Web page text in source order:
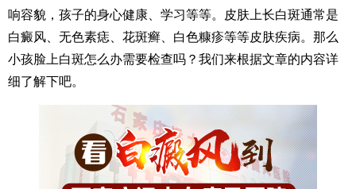
响容貌，孩子的身心健康、学习等等。皮肤上长白斑通常是
白癜风、无色素痣、花斑癣、白色糠疹等等皮肤疾病。那么
小孩脸上白斑怎么办需要检查吗？我们来根据文章的内容详
细了解下吧。